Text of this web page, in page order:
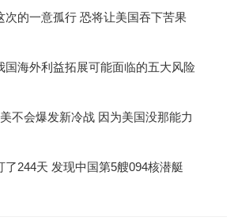
次的一意孤行 恐将让美国吞下苦果
国海外利益拓展可能面临的五大风险
不会爆发新冷战 因为美国没那能力
了244天 发现中国第5艘094核潜艇